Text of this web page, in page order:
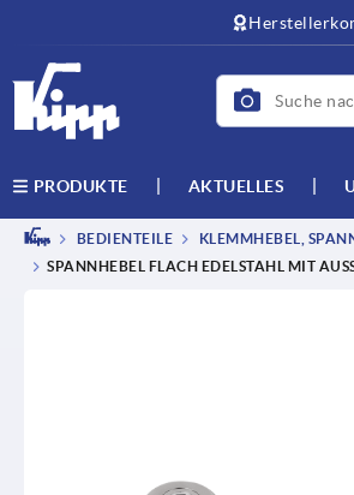
PRODUKTE AKTUELLES
BEDIENTEILE KLEMMHEBEL,
SPANNHEBEL FLACH EDELSTAHL MIT